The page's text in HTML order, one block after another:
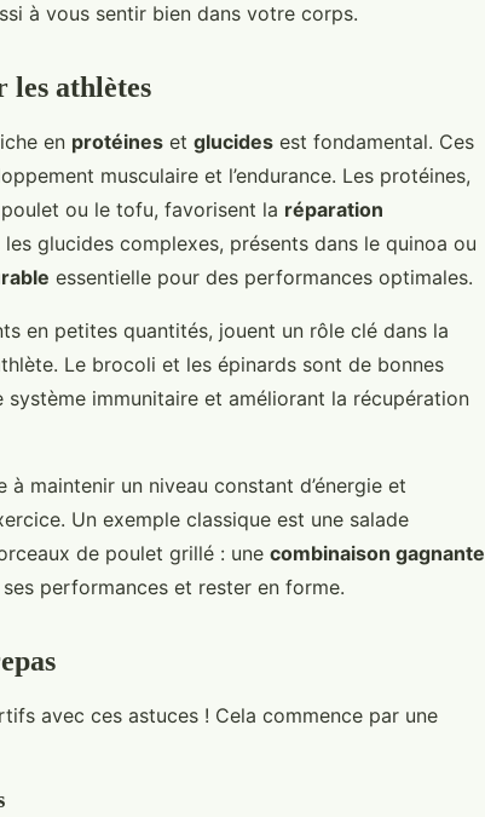
à vous sentir bien dans votre corps.
les athlètes
en protéines et glucides est fondamental. Ces
musculaire et l’endurance. Les protéines,
ou le tofu, favorisent la réparation
glucides complexes, présents dans le quinoa ou
essentielle pour des performances optimales.
en petites quantités, jouent un rôle clé dans la
Le brocoli et les épinards sont de bonnes
immunitaire et améliorant la récupération
maintenir un niveau constant d’énergie et
Un exemple classique est une salade
de poulet grillé : une combinaison gagnante
performances et rester en forme.
avec ces astuces ! Cela commence par une